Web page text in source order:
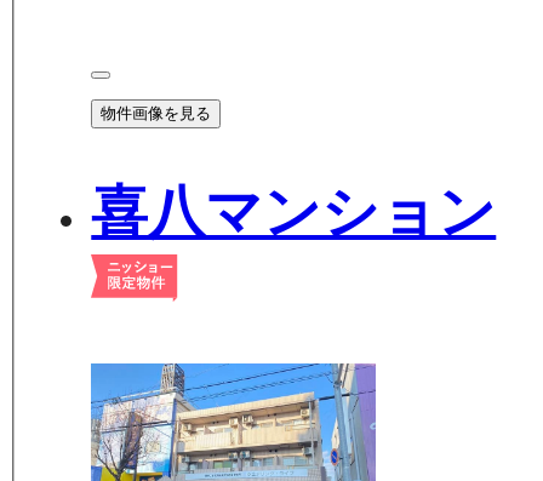
物件画像を見る
喜八マンション